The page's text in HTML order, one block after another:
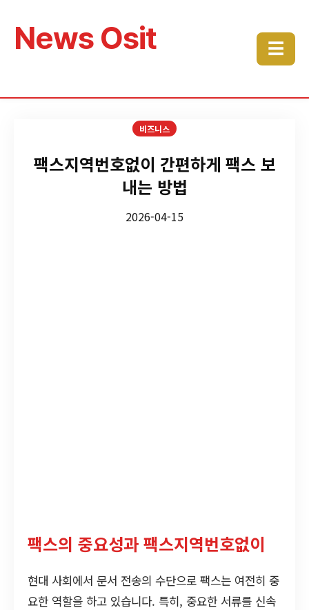
News Osit ☰
비즈니스
팩스지역번호없이 간편하게 팩스 보
내는 방법
2026-04-15
팩스의 중요성과 팩스지역번호없이
현대 사회에서 문서 전송의 수단으로 팩스는 여전히 중
요한 역할을 하고 있습니다. 특히, 중요한 서류를 신속